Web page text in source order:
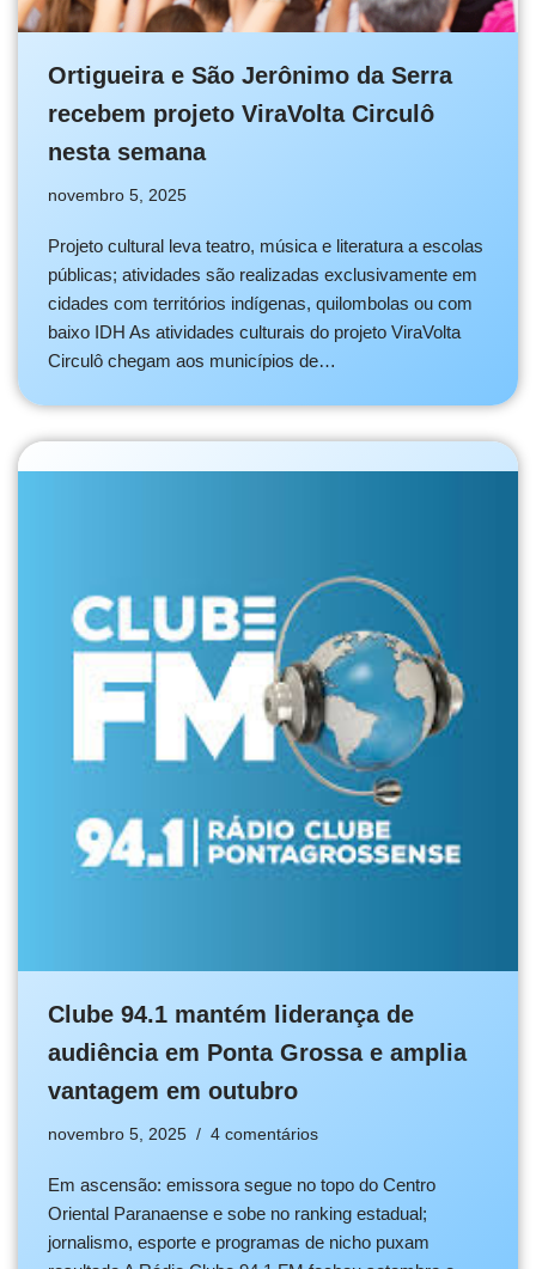
Ortigueira e São Jerônimo da Serra
recebem projeto ViraVolta Circulô
nesta semana
novembro 5, 2025
Projeto cultural leva teatro, música e literatura a escolas
públicas; atividades são realizadas exclusivamente em
cidades com territórios indígenas, quilombolas ou com
baixo IDH As atividades culturais do projeto ViraVolta
Circulô chegam aos municípios de…
Clube 94.1 mantém liderança de
audiência em Ponta Grossa e amplia
vantagem em outubro
novembro 5, 2025 4 comentários
Em ascensão: emissora segue no topo do Centro
Oriental Paranaense e sobe no ranking estadual;
jornalismo, esporte e programas de nicho puxam